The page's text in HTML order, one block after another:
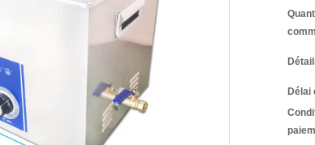
Délai